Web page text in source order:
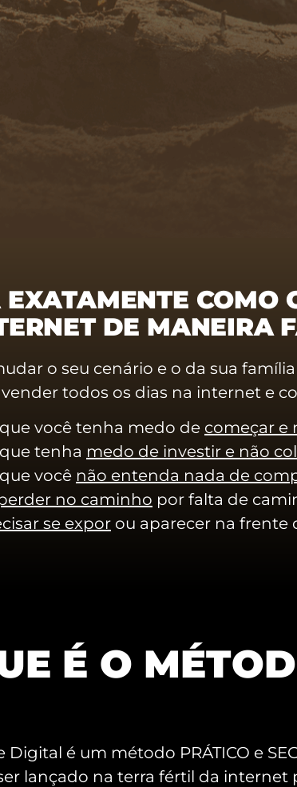
COMO
DE MANEIRA
o seu cenário e o da sua
vender todos os dias na internet e
você tenha medo de começar e
tenha medo de investir e não
você não entenda nada de
no caminho por falta de
se expor ou aparecer na frente
É O
Digital é um método PRÁTICO e
lançado na terra fértil da internet